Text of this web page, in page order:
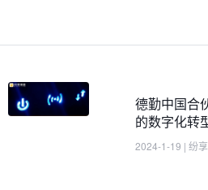
德勤中国合
的数字化转
2024-1-19 | 纷